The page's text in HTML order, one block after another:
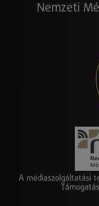
Nemzeti
A médiaszolgáltatási